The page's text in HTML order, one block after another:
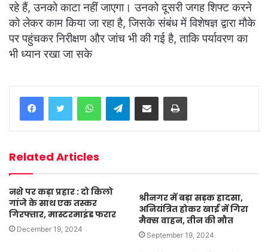
रहे हैं, उनको काटा नहीं जाएगा। उनको दूसरी जगह शिफ्ट करने
को लेकर काम किया जा रहा है, जिसके संबंध में विशेषज्ञ द्वारा मौके
पर पहुंचकर निरीक्षण और जांच भी की गई है, ताकि पर्यावरण का
भी ध्यान रखा जा सके
WhatsAppTelegramShare via Email Print
Related Articles
नशे पर कड़ा प्रहार : दो किलो
गांजे के साथ एक तस्कर
गिरफ्तार, मास्टरमाइंड फरार
December 19, 2024
श्रीनगर में बड़ा सड़क हादसा,
अनियंत्रित होकर खाई में गिरा
मैक्स वाहन, तीन की मौत
September 19, 2024